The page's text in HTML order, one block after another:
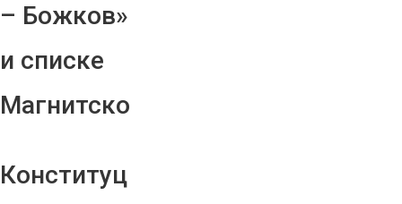
– Божков»
и списке
Магнитско
Конституц